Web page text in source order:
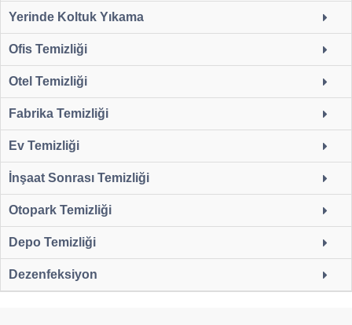
Yerinde Koltuk Yıkama
Ofis Temizliği
Otel Temizliği
Fabrika Temizliği
Ev Temizliği
İnşaat Sonrası Temizliği
Otopark Temizliği
Depo Temizliği
Dezenfeksiyon